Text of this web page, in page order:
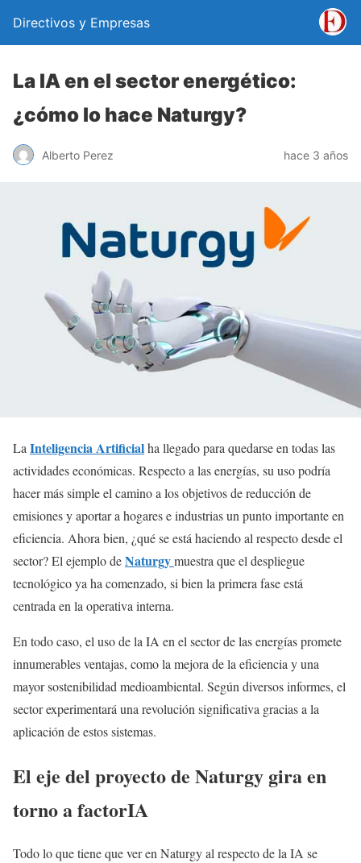
Directivos y Empresas
La IA en el sector energético:
¿cómo lo hace Naturgy?
Alberto Perez hace 3 años
La Inteligencia Artificialha llegado para quedarse en todas las
actividades económicas. Respecto a las energías, su uso podría
hacer más simple el camino a los objetivos de reducción de
emisiones y aportar a hogares e industrias un punto importante en
eficiencia. Ahora bien, ¿qué se está haciendo al respecto desde el
sector? El ejemplo deNaturgymuestra que el despliegue
tecnológico ya ha comenzado, si bien la primera fase está
centrada en la operativa interna.
En todo caso, el uso de la IA en el sector de las energías promete
innumerables ventajas, como la mejora de la eficiencia y una
mayor sostenibilidad medioambiental. Según diversos informes, el
sector experimentará una revolución significativa gracias a la
aplicación de estos sistemas.
El eje del proyecto de Naturgy gira en
torno a factorIA
Todo lo que tiene que ver en Naturgy al respecto de la IA se